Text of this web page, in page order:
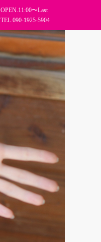
OPEN.11:00〜Last
TEL.090-1925-5904